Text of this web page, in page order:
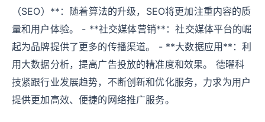
（SEO）**：随着算法的升级，SEO将更加注重内容的质
量和用户体验。 - **社交媒体营销**：社交媒体平台的崛
起为品牌提供了更多的传播渠道。 - **大数据应用**：利
用大数据分析，提高广告投放的精准度和效果。 德曜科
技紧跟行业发展趋势，不断创新和优化服务，力求为用户
提供更加高效、便捷的网络推广服务。